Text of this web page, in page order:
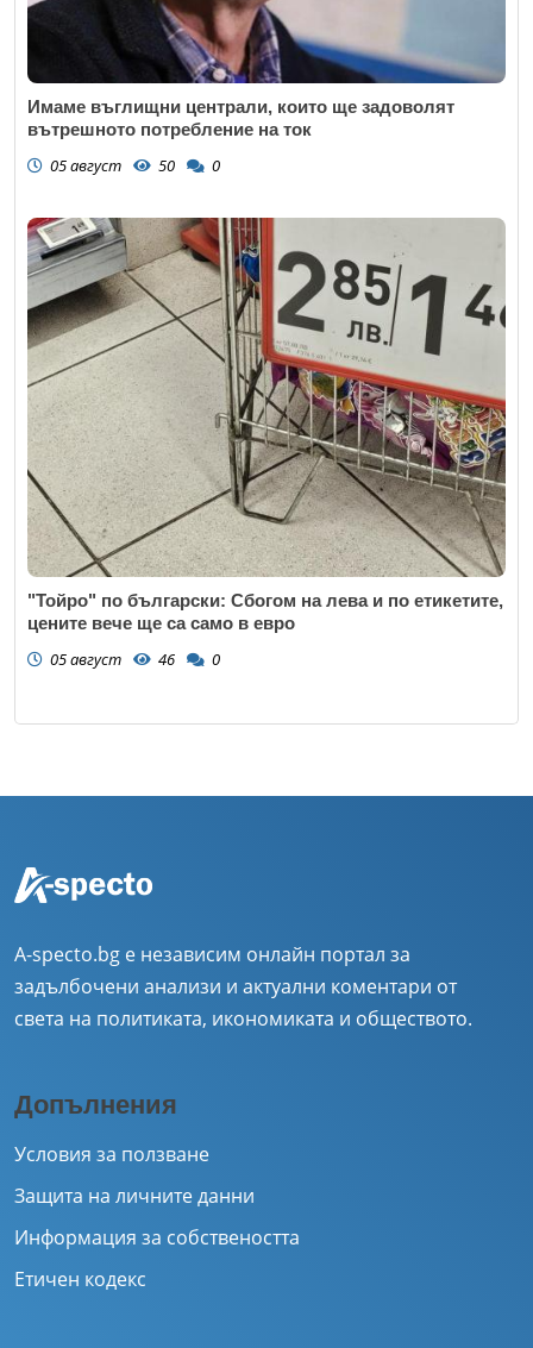
Имаме въглищни централи, които ще задоволят
вътрешното потребление на ток
05 август 50 0
"Тойро" по български: Сбогом на лева и по етикетите,
цените вече ще са само в евро
05 август 46 0
A-specto.bg е независим онлайн портал за
задълбочени анализи и актуални коментари от
света на политиката, икономиката и обществото.
Допълнения
Условия за ползване
Защита на личните данни
Информация за собствеността
Етичен кодекс